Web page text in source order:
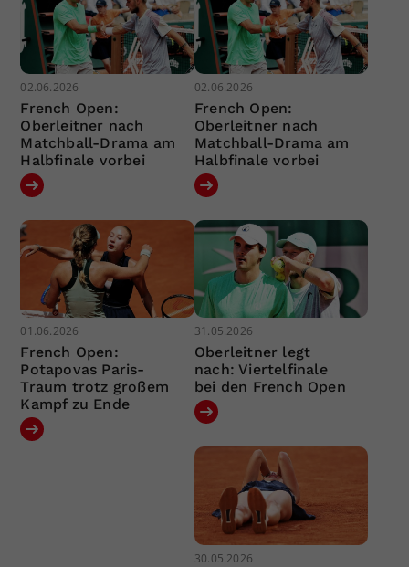
02.06.2026
French Open:
Oberleitner nach
Matchball-Drama am
Halbfinale vorbei
02.06.2026
French Open:
Oberleitner nach
Matchball-Drama am
Halbfinale vorbei
01.06.2026
French Open:
Potapovas Paris-
Traum trotz großem
Kampf zu Ende
31.05.2026
Oberleitner legt
nach: Viertelfinale
bei den French Open
30.05.2026